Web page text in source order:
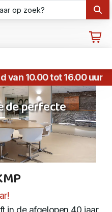
van 10.00 tot 16.00 uur
de perfecte
KMP
in de afgelopen 40 jaar